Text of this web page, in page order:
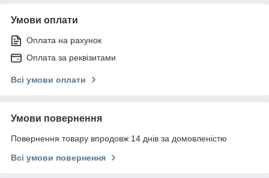
Умови оплати
Оплата на рахунок
Оплата за реквізитами
Всі умови оплати
Умови повернення
Повернення товару впродовж 14 днів за домовленістю
Всі умови повернення